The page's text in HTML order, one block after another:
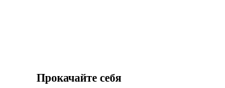
Прокачайте себя